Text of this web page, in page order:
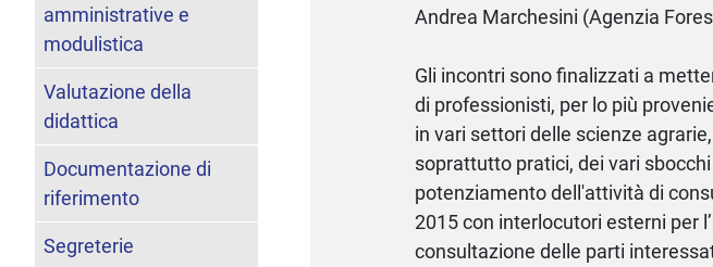
Andrea Marchesini (Agenzia
Gli incontri sono finalizzati a
di professionisti, per lo più
in vari settori delle scienze
soprattutto pratici, dei vari
potenziamento dell'attività di
2015 con interlocutori esterni per
consultazione delle parti
amministrative e
modulistica
Valutazione della
didattica
Documentazione di
riferimento
Segreterie